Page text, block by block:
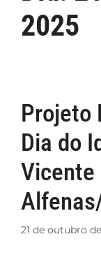
2025
Projeto
Dia do
Vicente
21 de outubro